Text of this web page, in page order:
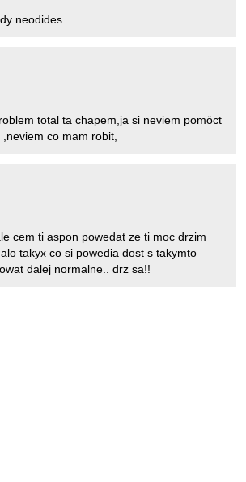
neodides...
total ta chapem,ja si neviem pomöct
co mam robit,
cem ti aspon powedat ze ti moc drzim
takyx co si powedia dost s takymto
dalej normalne.. drz sa!!